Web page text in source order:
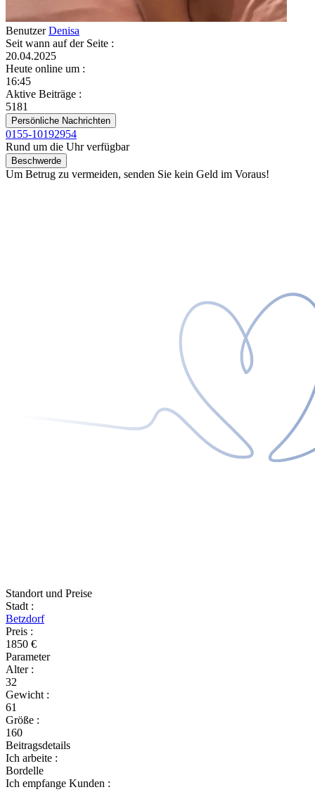
BenutzerDenisa
Seit wann auf der Seite :
20.04.2025
Heute online um :
16:45
Aktive Beiträge :
5181
Persönliche Nachrichten
0155-10192954
Rund um die Uhr verfügbar
Beschwerde
Um Betrug zu vermeiden, senden Sie kein Geld im Voraus!
Standort und Preise
Stadt :
Betzdorf
Preis :
1850 €
Parameter
Alter :
32
Gewicht :
61
Größe :
160
Beitragsdetails
Ich arbeite :
Bordelle
Ich empfange Kunden :